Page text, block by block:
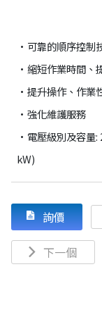
•可靠的順序控制
•縮短作業時間、
•提升操作、作業
•強化維護服務
•電壓級別及容量
kW)
詢價
下一個